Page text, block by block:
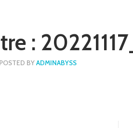
:
POSTED BYADMINABYSS